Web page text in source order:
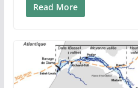
Read More